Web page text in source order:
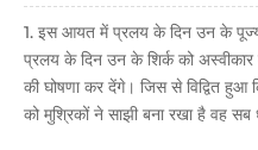
1. इस आयत में प्रलय के दिन उन के पूज्य
प्रलय के दिन उन के शिर्क को
की घोषणा कर देंगे। जिस से विद्वित
को मुश्रिकों ने साझी बना रखा है वह सब